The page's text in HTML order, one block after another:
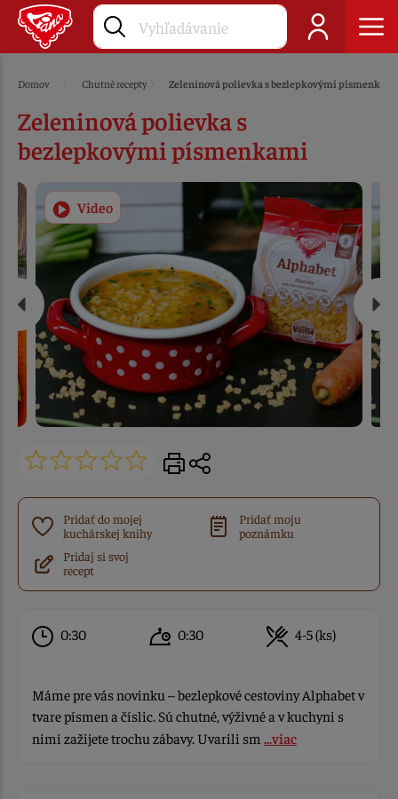
Domov Chutné recepty Zeleninová polievka s bezlepkovými
Zeleninová polievka s
bezlepkovými písmenkami
Video
Pridať do mojej
kuchárskej knihy
Pridať moju
poznámku
Pridaj si svoj
recept
0:30 0:30 4-5 (ks)
Máme pre vás novinku – bezlepkové cestoviny Alphabet v
tvare písmen a číslic. Sú chutné, výživné a v kuchyni s
nimi zažijete trochu zábavy. Uvarili sm ...viac